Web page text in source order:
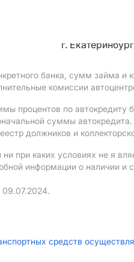
г.
банка, сумм займа
комиссии
процентов по автокредиту
суммы
должников и
при каких условиях не я
информации о наличии и
средств